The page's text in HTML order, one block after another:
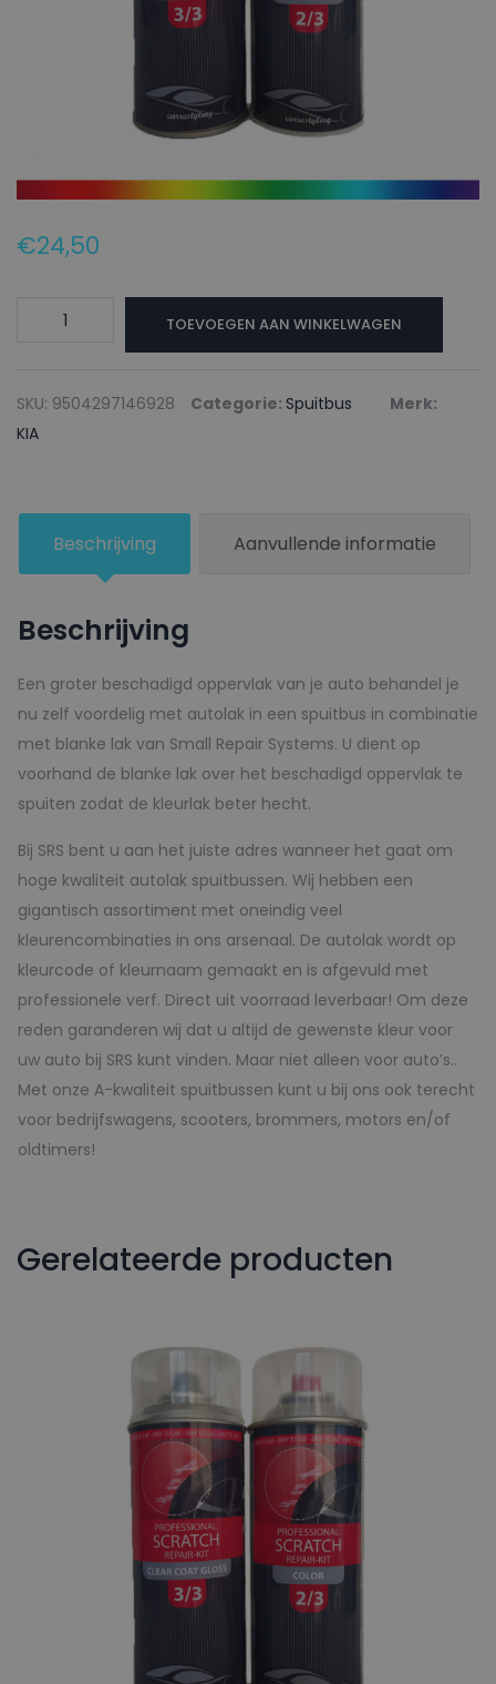
€24,50
Blanke
lak
CAFE
MOCHA
-
aantal
TOEVOEGEN AAN WINKELWAGEN
SKU: 9504297146928 Categorie: Spuitbus
Merk:
KIA
Beschrijving Aanvullende informatie
Beschrijving
Een groter beschadigd oppervlak van je auto behandel je
nu zelf voordelig met autolak in een spuitbus in combinatie
met blanke lak van Small Repair Systems. U dient op
voorhand de blanke lak over het beschadigd oppervlak te
spuiten zodat de kleurlak beter hecht.
Bij SRS bent u aan het juiste adres wanneer het gaat om
hoge kwaliteit autolak spuitbussen. Wij hebben een
gigantisch assortiment met oneindig veel
kleurencombinaties in ons arsenaal. De autolak wordt op
kleurcode of kleurnaam gemaakt en is afgevuld met
professionele verf. Direct uit voorraad leverbaar! Om deze
reden garanderen wij dat u altijd de gewenste kleur voor
uw auto bij SRS kunt vinden. Maar niet alleen voor auto’s..
Met onze A-kwaliteit spuitbussen kunt u bij ons ook terecht
voor bedrijfswagens, scooters, brommers, motors en/of
oldtimers!
Gerelateerde producten